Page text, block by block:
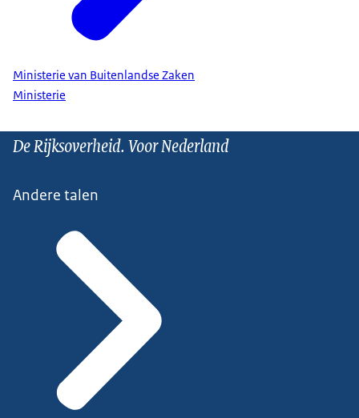
Ministerie van Buitenlandse Zaken
Ministerie
De Rijksoverheid. Voor Nederland
Andere talen